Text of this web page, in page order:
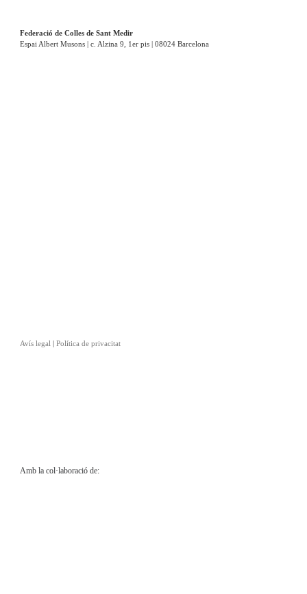
Federació de Colles de Sant Medir
Espai Albert Musons | c. Alzina 9, 1er pis | 08024 Barcelona
Avís legal | Política de privacitat
Amb la col·laboració de: